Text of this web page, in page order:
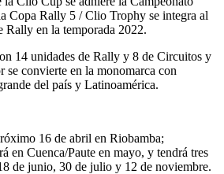
Copa Rally 5 / Clio Trophy se integra al
Rally en la temporada 2022.
14 unidades de Rally y 8 de Circuitos y
se convierte en la monomarca con
del país y Latinoamérica.
16 de abril en Riobamba;
en Cuenca/Paute en mayo, y tendrá tres
de junio, 30 de julio y 12 de noviembre.